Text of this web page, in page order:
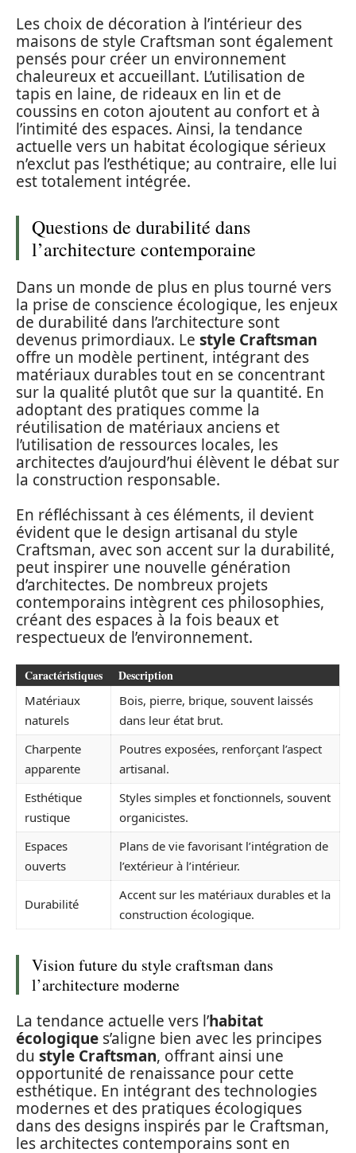
Les choix de décoration à l’intérieur des
maisons de style Craftsman sont également
pensés pour créer un environnement
chaleureux et accueillant. L’utilisation de
tapis en laine, de rideaux en lin et de
coussins en coton ajoutent au confort et à
l’intimité des espaces. Ainsi, la tendance
actuelle vers un habitat écologique sérieux
n’exclut pas l’esthétique; au contraire, elle lui
est totalement intégrée.
Questions de durabilité dans
l’architecture contemporaine
Dans un monde de plus en plus tourné vers
la prise de conscience écologique, les enjeux
de durabilité dans l’architecture sont
devenus primordiaux. Le style Craftsman
offre un modèle pertinent, intégrant des
matériaux durables tout en se concentrant
sur la qualité plutôt que sur la quantité. En
adoptant des pratiques comme la
réutilisation de matériaux anciens et
l’utilisation de ressources locales, les
architectes d’aujourd’hui élèvent le débat sur
la construction responsable.
En réfléchissant à ces éléments, il devient
évident que le design artisanal du style
Craftsman, avec son accent sur la durabilité,
peut inspirer une nouvelle génération
d’architectes. De nombreux projets
contemporains intègrent ces philosophies,
créant des espaces à la fois beaux et
respectueux de l’environnement.
Caractéristiques Description
Matériaux
naturels
Bois, pierre, brique, souvent laissés
dans leur état brut.
Charpente
apparente
Poutres exposées, renforçant l’aspect
artisanal.
Esthétique
rustique
Styles simples et fonctionnels, souvent
organicistes.
Espaces
ouverts
Plans de vie favorisant l’intégration de
l’extérieur à l’intérieur.
Durabilité
Accent sur les matériaux durables et la
construction écologique.
Vision future du style craftsman dans
l’architecture moderne
La tendance actuelle vers l’habitat
écologique s’aligne bien avec les principes
du style Craftsman, offrant ainsi une
opportunité de renaissance pour cette
esthétique. En intégrant des technologies
modernes et des pratiques écologiques
dans des designs inspirés par le Craftsman,
les architectes contemporains sont en